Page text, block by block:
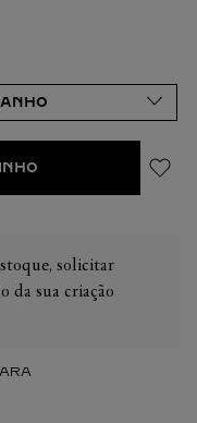
que o peso em
de
não hesite em
Único
solicitar
da sua criação